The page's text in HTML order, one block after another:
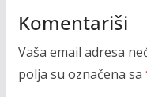
Komentariši
Vaša email adresa
polja su označena sa